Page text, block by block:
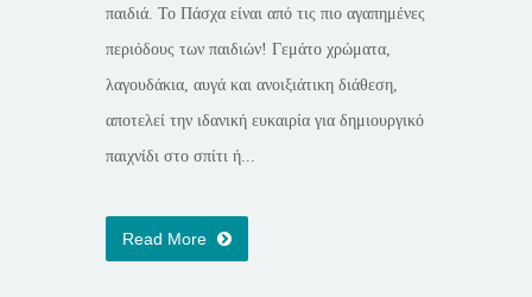
παιδιά. Το Πάσχα είναι από τις πιο αγαπημένες
περιόδους των παιδιών! Γεμάτο χρώματα,
λαγουδάκια, αυγά και ανοιξιάτικη διάθεση,
αποτελεί την ιδανική ευκαιρία για δημιουργικό
παιχνίδι στο σπίτι ή...
Read More